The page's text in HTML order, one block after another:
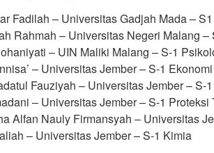
Fadilah – Universitas Gadjah Mada –
Rahmah – Universitas Negeri Malang –
– UIN Maliki Malang – S-1
– Universitas Jember – S-1
Fauziyah – Universitas Jember – S-
– Universitas Jember – S-1 Proteksi
Alfan Nauly Firmansyah – Universitas
– Universitas Jember – S-1 Kimia